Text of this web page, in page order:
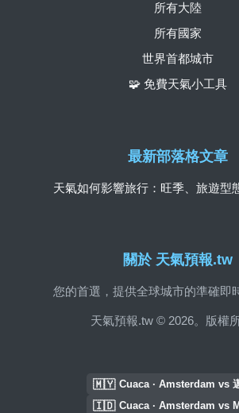
關於 天氣預報.tw
您的首選，提供全球城市的準確即
天氣預報.tw © 2026。版權所
所有大陸
所有國家
世界首都城市
🧩 免費天氣小工具
最新部落格文章
天氣如何影響旅行：旺季、旅遊型
🇲🇾 Cuaca · Amsterdam vs
🇮🇩 Cuaca · Amsterdam vs